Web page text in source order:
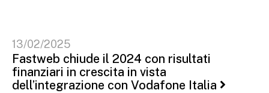
13/02/2025
Fastweb chiude il 2024 con risultati
finanziari in crescita in vista
dell’integrazione con Vodafone Italia